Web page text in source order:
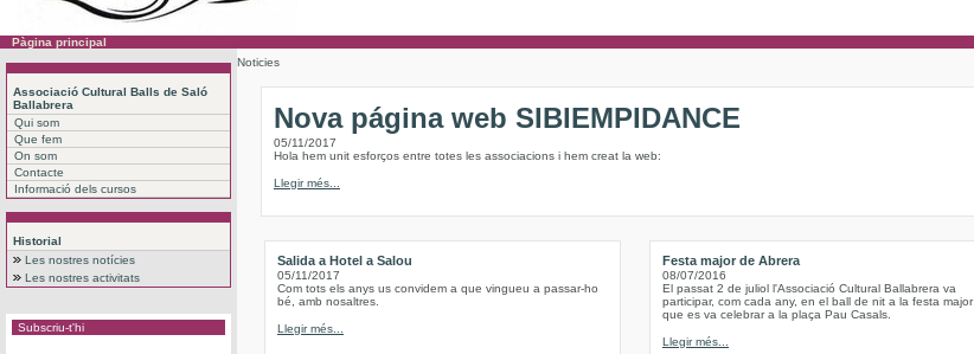
Pàgina principal
Associació Cultural Balls de Saló
Ballabrera
Qui som
Que fem
On som
Contacte
Informació dels cursos
Historial
Les nostres notícies
Les nostres activitats
Subscriu-t'hi
Noticies
Nova página web SIBIEMPIDANCE
05/11/2017
Hola hem unit esforços entre totes les associacions i hem creat la web:
Llegir més...
Salida a Hotel a Salou
05/11/2017
Com tots els anys us convidem a que vingueu a passar-ho
bé, amb nosaltres.
Llegir més...
Festa major de Abrera
08/07/2016
El passat 2 de juliol l'Associació Cultural Ballabrera va
participar, com cada any, en el ball de nit a la festa major
que es va celebrar a la plaça Pau Casals.
Llegir més...